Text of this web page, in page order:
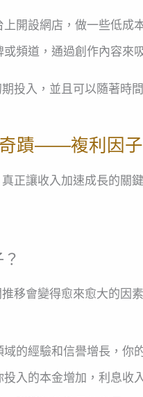
開設網店，做一些低成
頻道，通過創作內容來
投入，並且可以隨著時
奇蹟——複利因子
正讓收入加速成長的關
移會變得愈來愈大的因
的經驗和信譽增長，你
入的本金增加，利息收